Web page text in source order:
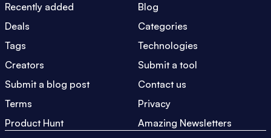
Recently added
Blog
Deals
Categories
Tags
Technologies
Creators
Submit a tool
Submit a blog post
Contact us
Terms
Privacy
Product Hunt
Amazing Newsletters